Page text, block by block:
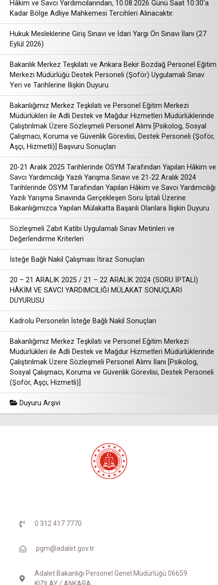
Hâkim ve Savcı Yardımcılarından, 10.08.2026 Günü Saat 10:30'a
Kadar Bölge Adliye Mahkemesi Tercihleri Alınacaktır.
Hukuk Mesleklerine Giriş Sınavı ve İdari Yargı Ön Sınavı İlanı (27
Eylül 2026)
Bakanlık Merkez Teşkilatı ve Ankara Bekir Bozdağ Personel Eğitim
Merkezi Müdürlüğü Destek Personeli (Şoför) Uygulamalı Sınav
Yeri ve Tarihlerine İlişkin Duyuru
Bakanlığımız Merkez Teşkilatı ve Personel Eğitim Merkezi
Müdürlükleri ile Adli Destek ve Mağdur Hizmetleri Müdürlüklerinde
Çalıştırılmak Üzere Sözleşmeli Personel Alımı [Psikolog, Sosyal
Çalışmacı, Koruma ve Güvenlik Görevlisi, Destek Personeli (Şoför,
Aşçı, Hizmetli)] Başvuru Sonuçları
20-21 Aralık 2025 Tarihlerinde ÖSYM Tarafından Yapılan Hâkim ve
Savcı Yardımcılığı Yazılı Yarışma Sınavı ve 21-22 Aralık 2024
Tarihlerinde ÖSYM Tarafından Yapılan Hâkim ve Savcı Yardımcılığı
Yazılı Yarışma Sınavında Gerçekleşen Soru İptali Üzerine
Bakanlığımızca Yapılan Mülakatta Başarılı Olanlara İlişkin Duyuru
Sözleşmeli Zabıt Katibi Uygulamalı Sınav Metinleri ve
Değerlendirme Kriterleri
İsteğe Bağlı Nakil Çalışması İtiraz Sonuçları
20 – 21 ARALIK 2025 / 21 – 22 ARALIK 2024 (SORU İPTALİ)
HÂKİM VE SAVCI YARDIMCILIĞI MÜLAKAT SONUÇLARI
DUYURUSU
Kadrolu Personelin İsteğe Bağlı Nakil Sonuçları
Bakanlığımız Merkez Teşkilatı ve Personel Eğitim Merkezi
Müdürlükleri ile Adli Destek ve Mağdur Hizmetleri Müdürlüklerinde
Çalıştırılmak Üzere Sözleşmeli Personel Alımı İlanı [Psikolog,
Sosyal Çalışmacı, Koruma ve Güvenlik Görevlisi, Destek Personeli
(Şoför, Aşçı, Hizmetli)]
Duyuru Arşivi
0 312 417 7770
pgm@adalet.gov.tr
Adalet Bakanlığı Personel Genel Müdürlüğü 06659